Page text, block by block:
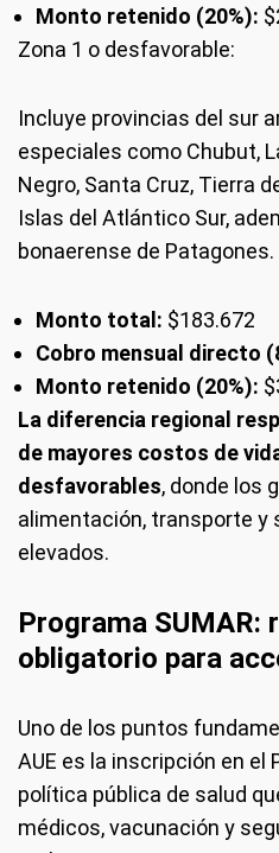
Monto retenido (20%):
Zona 1 o desfavorable:
Incluye provincias del sur
especiales como Chubut,
Negro, Santa Cruz, Tierra
Islas del Atlántico Sur,
bonaerense de Patagones.
Monto total: $183.672
Cobro mensual directo
Monto retenido (20%):
La diferencia regional
de mayores costos de
desfavorables, donde los
alimentación, transporte y
elevados.
Programa SUMAR:
obligatorio para
Uno de los puntos
AUE es la inscripción en el
política pública de salud
médicos, vacunación y